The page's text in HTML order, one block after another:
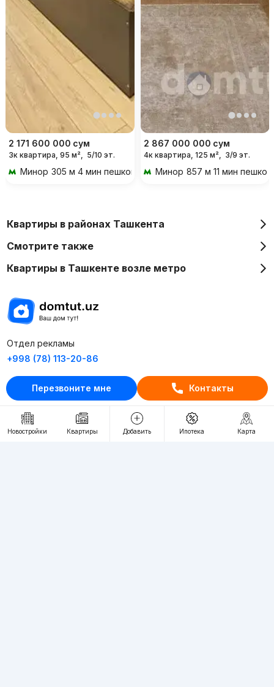
Перезвоните мне Контакты
2 171 600 000 сум
3к квартира, 95 м², 5/10 эт.
Минор 305 м 4 мин пешком
2 867 000 000 сум
4к квартира, 125 м², 3/9 эт.
Минор 857 м 11 мин пешком
Новостройки Квартиры Добавить Ипотека Карта
Квартиры в районах Ташкента
Смотрите также
Квартиры в Ташкенте возле метро
Отдел рекламы
+998 (78) 113-20-86
+998 (93) 390-30-10
Пн-Пт. С 9:30 до 18:00
RU UZ